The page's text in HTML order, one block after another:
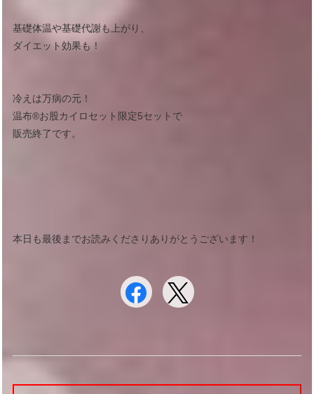
基礎体温や基礎代謝も上がり、
ダイエット効果も！
冷えは万病の元！
温布®︎お股カイロセット限定5セットで
販売終了です。
本日も最後までお読みくださりありがとうございます！